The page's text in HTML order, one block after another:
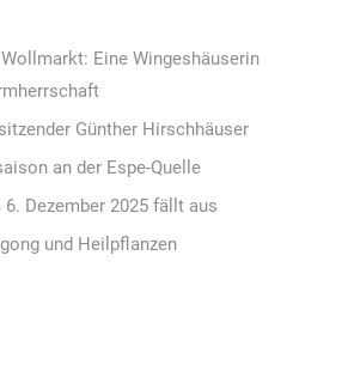
Eine Wingeshäuserin
Günther Hirschhäuser
an der Espe-Quelle
Dezember 2025 fällt aus
und Heilpflanzen